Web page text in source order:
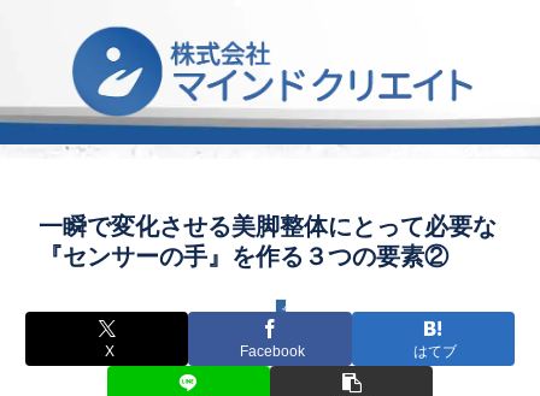
一瞬で変化させる美脚整体にとって必要な
『センサーの手』を作る３つの要素②
美と健康習慣
X Facebook はてブ